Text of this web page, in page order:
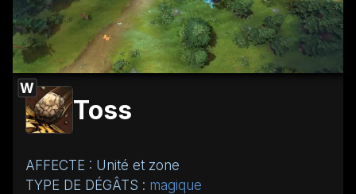
W
Toss
AFFECTE : Unité et zone
TYPE DE DÉGÂTS : magique